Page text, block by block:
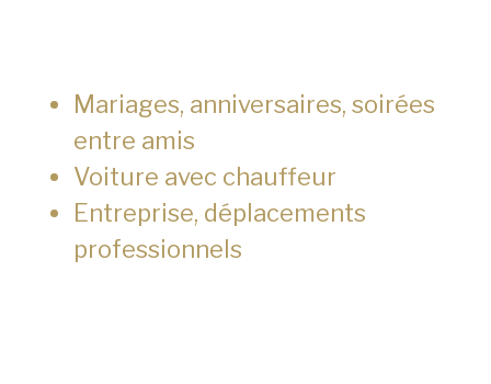
Mariages, anniversaires, soirées
entre amis
Voiture avec chauffeur
Entreprise, déplacements
professionnels